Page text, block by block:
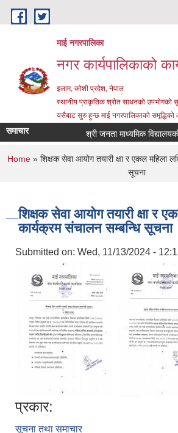
Skip to main content
माई नगरपालिका
नगर कार्यपालिकाको
इलाम, कोशी प्रदेश, नेपाल
स्थानीय प्राकृतिक श्रोत साधनको उपभोगको
यसैबाट सुरु हुन्छ माई नगरपालिकाको समृद्धिको
समाचार श्री जनता माध्यमिक
You are here
Home » शिक्षक सेवा आयोग तयारी क्षा र एकल महिला
सूचना
शिक्षक सेवा आयोग तयारी क्षा र
कार्यक्रम संचालन सम्बन्धि सूचना
Submitted on: Wed, 11/13/2024 -
प्रकार:
सूचना तथा समाचार